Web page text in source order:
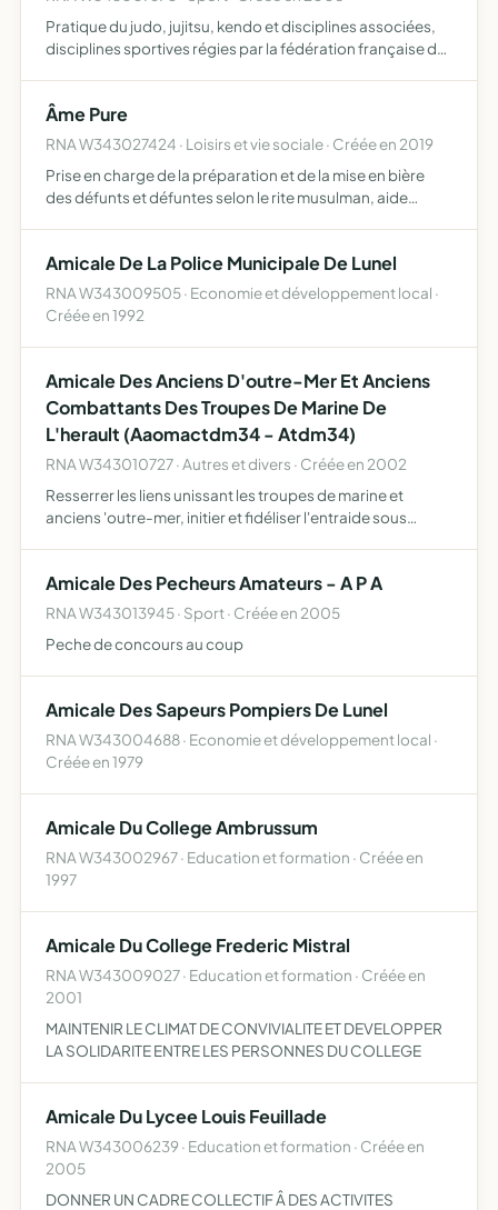
Pratique du judo, jujitsu, kendo et disciplines associées,
disciplines sportives régies par la fédération française de
Âme Pure
RNA W343027424 · Loisirs et vie sociale · Créée en 2019
Prise en charge de la préparation et de la mise en bière
des défunts et défuntes selon le rite musulman, aide
avec …
Amicale De La Police Municipale De Lunel
RNA W343009505 · Economie et développement local ·
Créée en 1992
Amicale Des Anciens D'outre-Mer Et Anciens
Combattants Des Troupes De Marine De
L'herault (Aaomactdm34 - Atdm34)
RNA W343010727 · Autres et divers · Créée en 2002
Resserrer les liens unissant les troupes de marine et
anciens 'outre-mer, initier et fidéliser l'entraide sous
Amicale Des Pecheurs Amateurs - A P A
RNA W343013945 · Sport · Créée en 2005
Peche de concours au coup
Amicale Des Sapeurs Pompiers De Lunel
RNA W343004688 · Economie et développement local ·
Créée en 1979
Amicale Du College Ambrussum
RNA W343002967 · Education et formation · Créée en
1997
Amicale Du College Frederic Mistral
RNA W343009027 · Education et formation · Créée en
2001
MAINTENIR LE CLIMAT DE CONVIVIALITE ET DEVELOPPER
LA SOLIDARITE ENTRE LES PERSONNES DU COLLEGE
Amicale Du Lycee Louis Feuillade
RNA W343006239 · Education et formation · Créée en
2005
DONNER UN CADRE COLLECTIF Â DES ACTIVITES